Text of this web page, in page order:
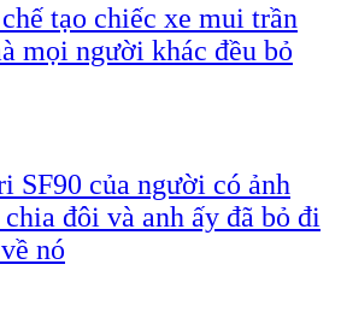
tạo chiếc xe mui trần
mọi người khác đều bỏ
SF90 của người có ảnh
đôi và anh ấy đã bỏ đi
nó